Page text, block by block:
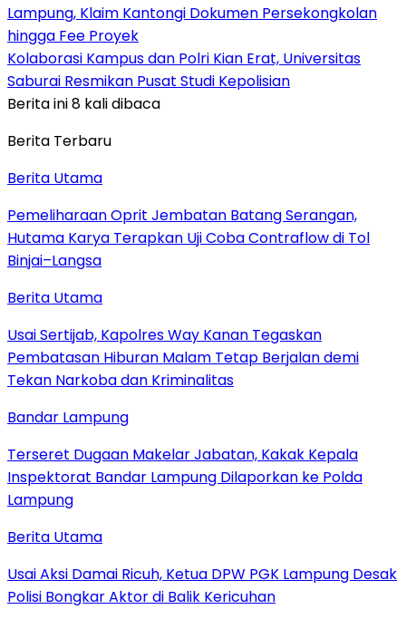
Lampung, Klaim Kantongi Dokumen Persekongkolan
hingga Fee Proyek
Kolaborasi Kampus dan Polri Kian Erat, Universitas
Saburai Resmikan Pusat Studi Kepolisian
Berita ini 8 kali dibaca
Berita Terbaru
Berita Utama
Pemeliharaan Oprit Jembatan Batang Serangan,
Hutama Karya Terapkan Uji Coba Contraflow di Tol
Binjai–Langsa
Berita Utama
Usai Sertijab, Kapolres Way Kanan Tegaskan
Pembatasan Hiburan Malam Tetap Berjalan demi
Tekan Narkoba dan Kriminalitas
Bandar Lampung
Terseret Dugaan Makelar Jabatan, Kakak Kepala
Inspektorat Bandar Lampung Dilaporkan ke Polda
Lampung
Berita Utama
Usai Aksi Damai Ricuh, Ketua DPW PGK Lampung Desak
Polisi Bongkar Aktor di Balik Kericuhan